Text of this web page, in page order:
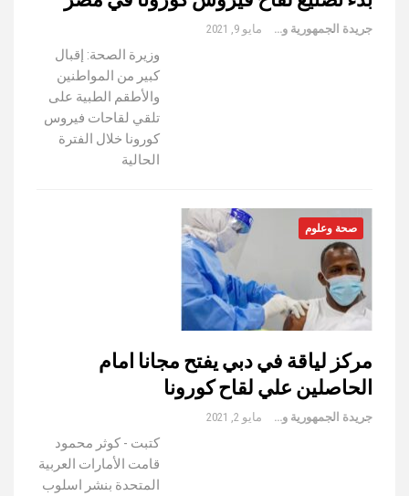
جريدة الجمهورية والعالم مايو 9, 2021
وزيرة الصحة: إقبال
كبير من المواطنين
والأطقم الطبية على
تلقي لقاحات فيروس
كورونا خلال الفترة
الحالية
صحة وعلوم
مركز لياقة في دبي يفتح مجانا امام
الحاصلين علي لقاح كورونا
جريدة الجمهورية والعالم مايو 2, 2021
كتبت - كوثر محمود
قامت الأمارات العربية
المتحدة بنشر اسلوب